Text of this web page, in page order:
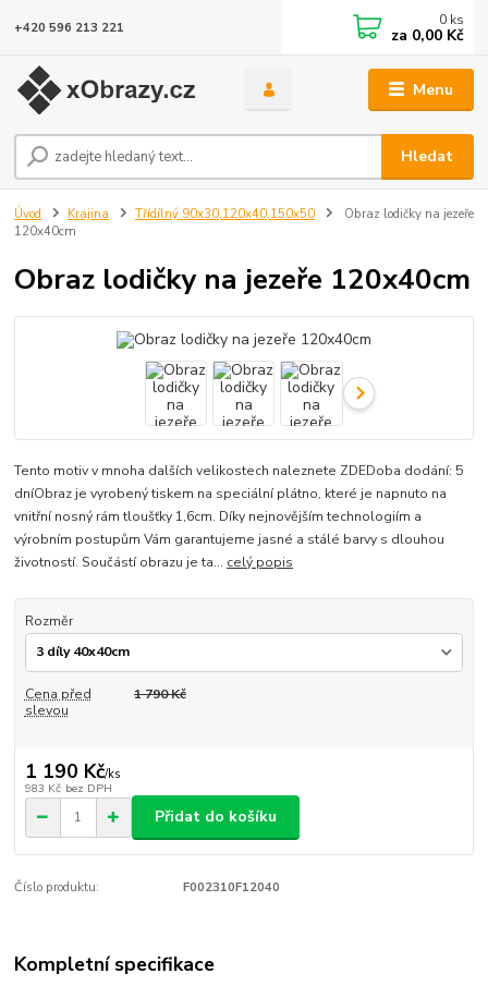
Menu
Hledat
+420 596 213 221 0 ks
za 0,00 Kč
Úvod Krajina Třídílný 90x30,120x40,150x50
Obraz lodičky na jezeře
120x40cm
Obraz lodičky na jezeře 120x40cm
Tento motiv v mnoha dalších velikostech naleznete ZDEDoba dodání: 5
dníObraz je vyrobený tiskem na speciální plátno, které je napnuto na
vnitřní nosný rám tloušťky 1,6cm. Díky nejnovějším technologiím a
výrobním postupům Vám garantujeme jasné a stálé barvy s dlouhou
životností. Součástí obrazu je ta... celý popis
Rozměr
Cena před
slevou
1 790 Kč
1 190 Kč/ks
983 Kč bez DPH
Přidat do košíku
Číslo produktu: F002310F12040
Kompletní specifikace